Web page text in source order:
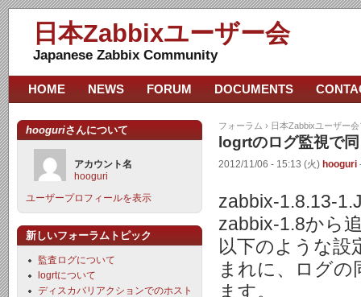
日本Zabbixユーザー会
Japanese Zabbix Community
フォーラム › 日本Zabbixユーザー
logrtのログ監視で
2012/11/06 - 15:13 (火) hooguri
zabbix-1.8.13-
zabbix-1.8から
以下のような設
まれに、ログの
ます。
HOME NEWS FORUM DOCUMENTS
hooguriさんについて
アカウント名
hooguri
ユーザープロフィールを表示
新しいフォーラムトピック
監査ログについて
logrtについて
ディスカバリアクションでのホスト